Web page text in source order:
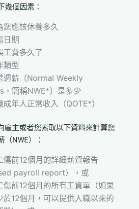
幾個因素：
您應該休養多久
日期
工費多久了
類型
週薪（Normal Weekly
，簡稱NWE*）是多少
成年人正常收入（QOTE*）
雇主或者您索取以下資料來計算您
（NWE）：
傷前12個月的詳細薪資報告
payroll report），或
傷前12個月的所有工資單（如果
於12個月，可以提供入職以來的